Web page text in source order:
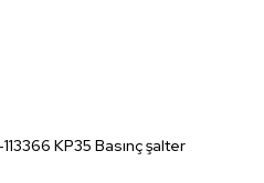
KP35 Basınç şalter